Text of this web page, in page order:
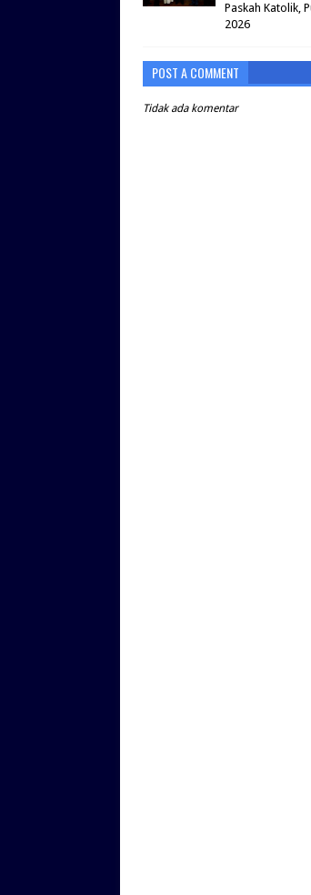
Paskah Katolik,
2026
POST A COMMENT
Tidak ada komentar